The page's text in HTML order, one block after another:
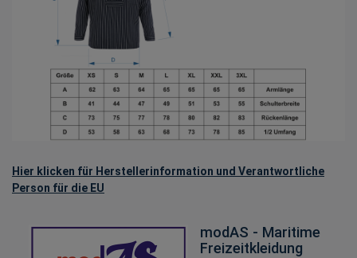
Hier klicken für Herstellerinformation und Verantwortliche
Person für die EU
modAS - Maritime
Freizeitkleidung